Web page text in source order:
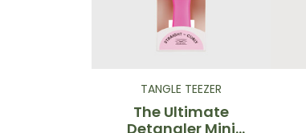
TANGLE TEEZER
The Ultimate